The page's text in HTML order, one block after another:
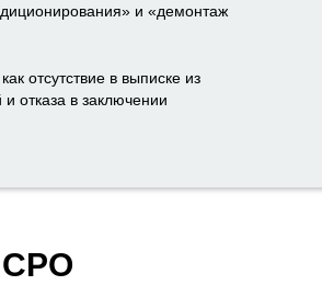
и «демонтаж
отсутствие в выписке из
отказа в заключении
СРО